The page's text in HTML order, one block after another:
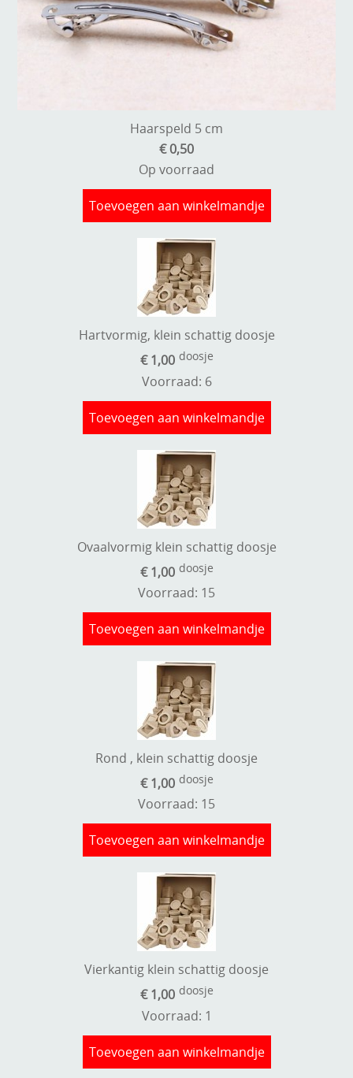
Haarspeld 5 cm
€ 0,50
Op voorraad
Toevoegen aan winkelmandje
Hartvormig, klein schattig doosje
€ 1,00 doosje
Voorraad: 6
Toevoegen aan winkelmandje
Ovaalvormig klein schattig doosje
€ 1,00 doosje
Voorraad: 15
Toevoegen aan winkelmandje
Rond , klein schattig doosje
€ 1,00 doosje
Voorraad: 15
Toevoegen aan winkelmandje
Vierkantig klein schattig doosje
€ 1,00 doosje
Voorraad: 1
Toevoegen aan winkelmandje